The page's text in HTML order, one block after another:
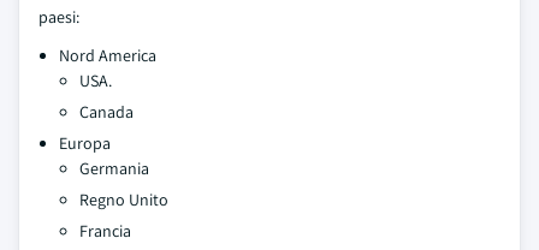
paesi:
Nord America
USA.
Canada
Europa
Germania
Regno Unito
Francia